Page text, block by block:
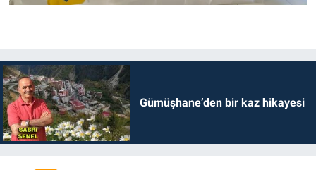
Gümüşhane’den bir kaz hikayesi